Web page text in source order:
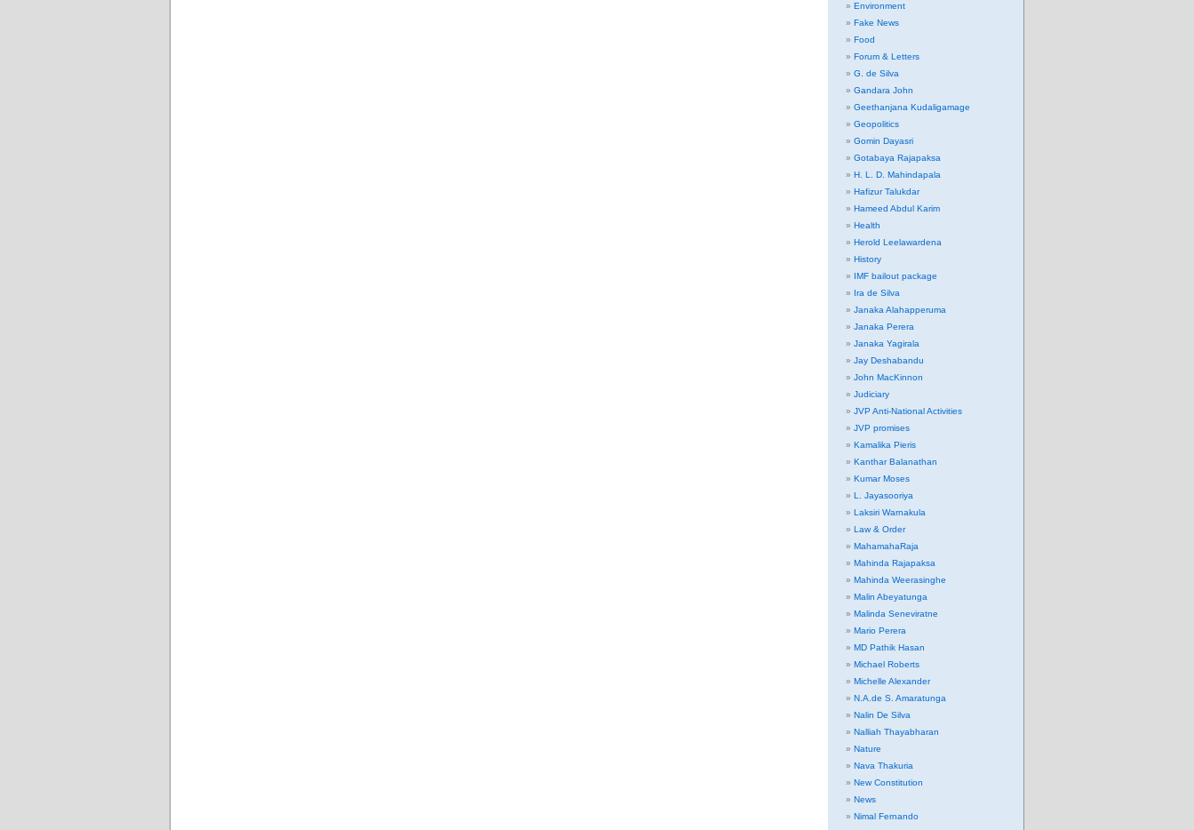
Environment
Fake News
Food
Forum & Letters
G. de Silva
Gandara John
Geethanjana Kudaligamage
Geopolitics
Gomin Dayasri
Gotabaya Rajapaksa
H. L. D. Mahindapala
Hafizur Talukdar
Hameed Abdul Karim
Health
Herold Leelawardena
History
IMF bailout package
Ira de Silva
Janaka Alahapperuma
Janaka Perera
Janaka Yagirala
Jay Deshabandu
John MacKinnon
Judiciary
JVP Anti-National Activities
JVP promises
Kamalika Pieris
Kanthar Balanathan
Kumar Moses
L. Jayasooriya
Laksiri Warnakula
Law & Order
MahamahaRaja
Mahinda Rajapaksa
Mahinda Weerasinghe
Malin Abeyatunga
Malinda Seneviratne
Mario Perera
MD Pathik Hasan
Michael Roberts
Michelle Alexander
N.A.de S. Amaratunga
Nalin De Silva
Nalliah Thayabharan
Nature
Nava Thakuria
New Constitution
News
Nimal Fernando